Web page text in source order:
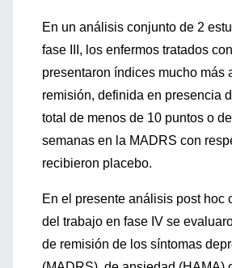
En un análisis conjunto de 2
fase III, los enfermos tratados
presentaron índices mucho más
remisión, definida en presencia
total de menos de 10 puntos o
semanas en la MADRS con
recibieron placebo.
En el presente análisis post hoc
del trabajo en fase IV se
de remisión de los síntomas